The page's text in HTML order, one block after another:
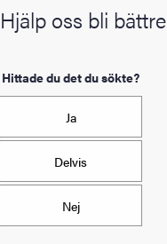
Om webbplatsen
Hjälp oss bli bättre
Hittade du det du sökte?
Ja
Delvis
Nej